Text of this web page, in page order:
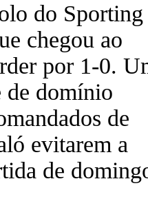
do Sporting
chegou ao
por 1-0.
de domínio
de
evitarem a
de